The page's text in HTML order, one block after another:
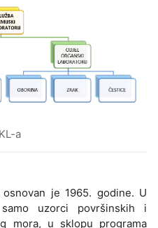
a
je 1965. godine. U
uzorci površinskih i
mora, u sklopu programa